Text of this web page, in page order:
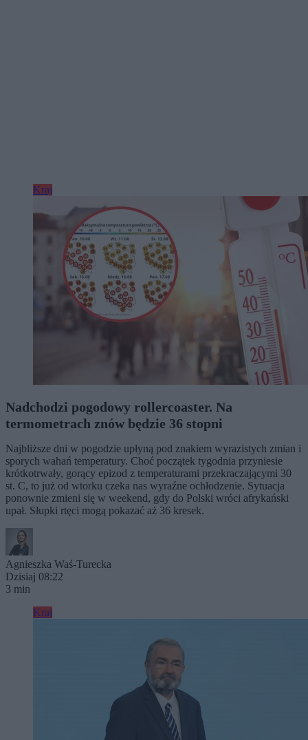
Kraj
Nadchodzi pogodowy rollercoaster. Na
termometrach znów będzie 36 stopni
Najbliższe dni w pogodzie upłyną pod znakiem wyrazistych zmian i
sporych wahań temperatury. Choć początek tygodnia przyniesie
krótkotrwały, gorący epizod z temperaturami przekraczającymi 30
st. C, to już od wtorku czeka nas wyraźne ochłodzenie. Sytuacja
ponownie zmieni się w weekend, gdy do Polski wróci afrykański
upał. Słupki rtęci mogą pokazać aż 36 kresek.
Agnieszka Waś-Turecka
Dzisiaj 08:22
3 min
Kraj